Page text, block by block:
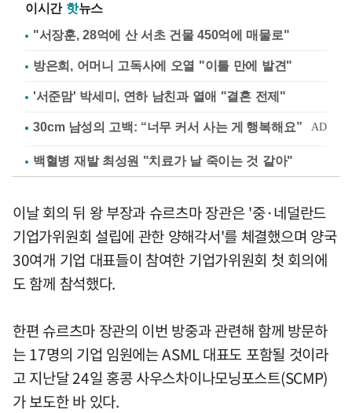
이시간 핫뉴스
"서장훈, 28억에 산 서초 건물 450억에 매물로"
방은희, 어머니 고독사에 오열 "이틀 만에 발견"
'서준맘' 박세미, 연하 남친과 열애 "결혼 전제"
백혈병 재발 최성원 "치료가 날 죽이는 것 같아"
이날 회의 뒤 왕 부장과 슈르츠마 장관은 '중·네덜란드
기업가위원회 설립에 관한 양해각서'를 체결했으며 양국
30여개 기업 대표들이 참여한 기업가위원회 첫 회의에
도 함께 참석했다.
한편 슈르츠마 장관의 이번 방중과 관련해 함께 방문하
는 17명의 기업 임원에는 ASML 대표도 포함될 것이라
고 지난달 24일 홍콩 사우스차이나모닝포스트(SCMP)
가 보도한 바 있다.